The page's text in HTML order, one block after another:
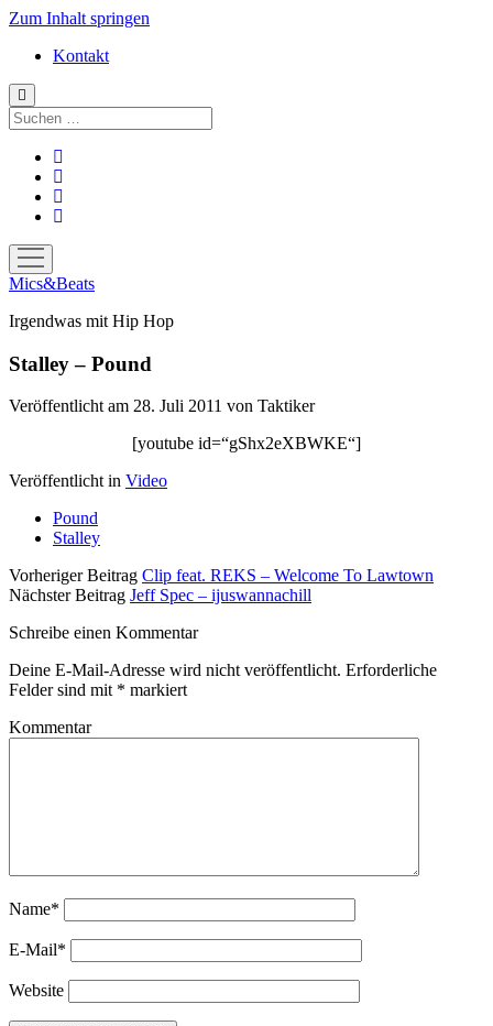
Zum Inhalt springen
Kontakt
Suchen
Menü
öffnen
Mics&Beats
Irgendwas mit Hip Hop
Stalley – Pound
Veröffentlicht am 28. Juli 2011 von Taktiker
[youtube id=“gShx2eXBWKE“]
Veröffentlicht in Video
Pound
Stalley
Vorheriger Beitrag Clip feat. REKS – Welcome To Lawtown
Nächster Beitrag Jeff Spec – ijuswannachill
Schreibe einen Kommentar
Deine E-Mail-Adresse wird nicht veröffentlicht. Erforderliche
Felder sind mit * markiert
Kommentar
Name*
E-Mail*
Website